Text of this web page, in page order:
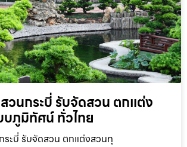
วนกระบี่ รับจัดสวน ตกแต่ง
ภูมิทัศน์ ทั่วไทย
ะบี่ รับจัดสวน ตกแต่งสวนทุ